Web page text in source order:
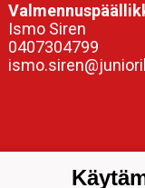
Ismo Siren
0407304799